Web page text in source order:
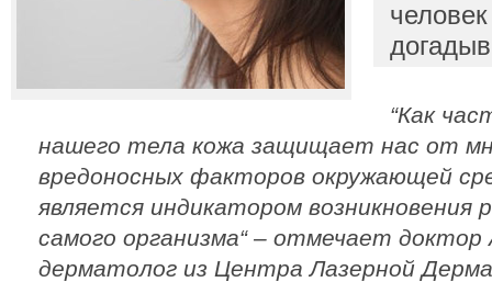
“Как
нашего тела кожа защищает нас от
вредоносных факторов окружающей
является индикатором возникновения
самого организма“ – отмечает доктор
дерматолог из Центра Лазерной